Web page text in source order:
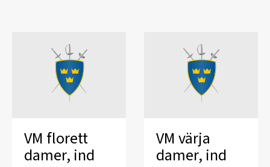
VM florett
damer, ind
VM värja
damer, ind